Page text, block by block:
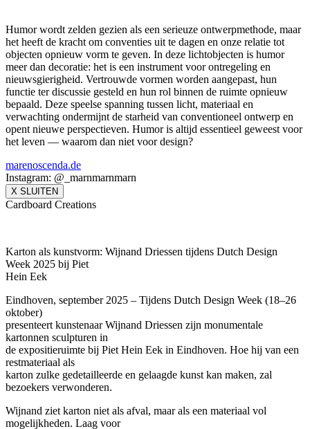
Humor wordt zelden gezien als een serieuze ontwerp­methode, maar
het heeft de kracht om conventies uit te dagen en onze relatie tot
objecten opnieuw vorm te geven. In deze lichtobjecten is humor
meer dan decoratie: het is een instrument voor ontregeling en
nieuwsgierigheid. Vertrouwde vormen worden aangepast, hun
functie ter discussie gesteld en hun rol binnen de ruimte opnieuw
bepaald. Deze speelse spanning tussen licht, materiaal en
verwachting ondermijnt de starheid van conventioneel ontwerp en
opent nieuwe perspectieven. Humor is altijd essentieel geweest voor
het leven — waarom dan niet voor design?
marenoscenda.de
Instagram: @_marnmarnmarn
X SLUITEN
Cardboard Creations
Karton als kunstvorm: Wijnand Driessen tijdens Dutch Design
Week 2025 bij Piet
Hein Eek
Eindhoven, september 2025 – Tijdens Dutch Design Week (18–26
oktober)
presenteert kunstenaar Wijnand Driessen zijn monumentale
kartonnen sculpturen in
de expositieruimte bij Piet Hein Eek in Eindhoven. Hoe hij van een
restmateriaal als
karton zulke gedetailleerde en gelaagde kunst kan maken, zal
bezoekers verwonderen.
Wijnand ziet karton niet als afval, maar als een materiaal vol
mogelijkheden. Laag voor